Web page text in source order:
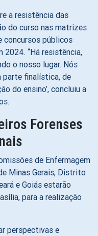
a resistência das
do curso nas matrizes
concursos públicos
2024. “Há resistência,
o nosso lugar. Nós
parte finalística, de
do ensino’, concluiu a
Forenses
de Enfermagem
Minas Gerais, Distrito
e Goiás estarão
para a realização
perspectivas e